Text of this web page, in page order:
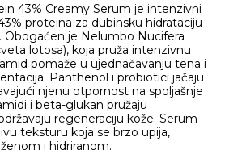
43% Creamy Serum je intenzivni
proteina za dubinsku hidrataciju
Obogaćen je Nelumbo Nucifera
lotosa), koja pruža intenzivnu
pomaže u ujednačavanju tena i
Panthenol i probiotici jačaju
njenu otpornost na spoljašnje
i beta-glukan pružaju
regeneraciju kože. Serum
teksturu koja se brzo upija,
i hidriranom.